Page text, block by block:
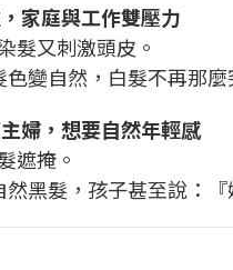
家庭與工作雙壓力
髮又刺激頭皮。
變自然，白髮不再那麼
婦，想要自然年輕感
遮掩。
黑髮，孩子甚至說：『